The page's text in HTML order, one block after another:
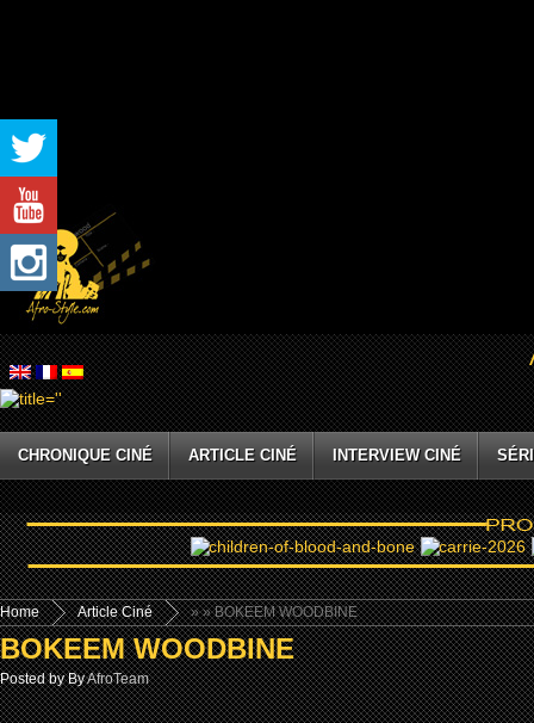
CHRONIQUE CINÉ ARTICLE CINÉ INTERVIEW CINÉ
Home »
Article Ciné » BOKEEM WOODBINE
BOKEEM WOODBINE
Posted by ByAfroTeam